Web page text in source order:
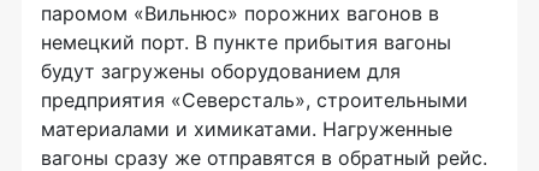
паромом «Вильнюс» порожних вагонов в
немецкий порт. В пункте прибытия вагоны
будут загружены оборудованием для
предприятия «Северсталь», строительными
материалами и химикатами. Нагруженные
вагоны сразу же отправятся в обратный рейс.